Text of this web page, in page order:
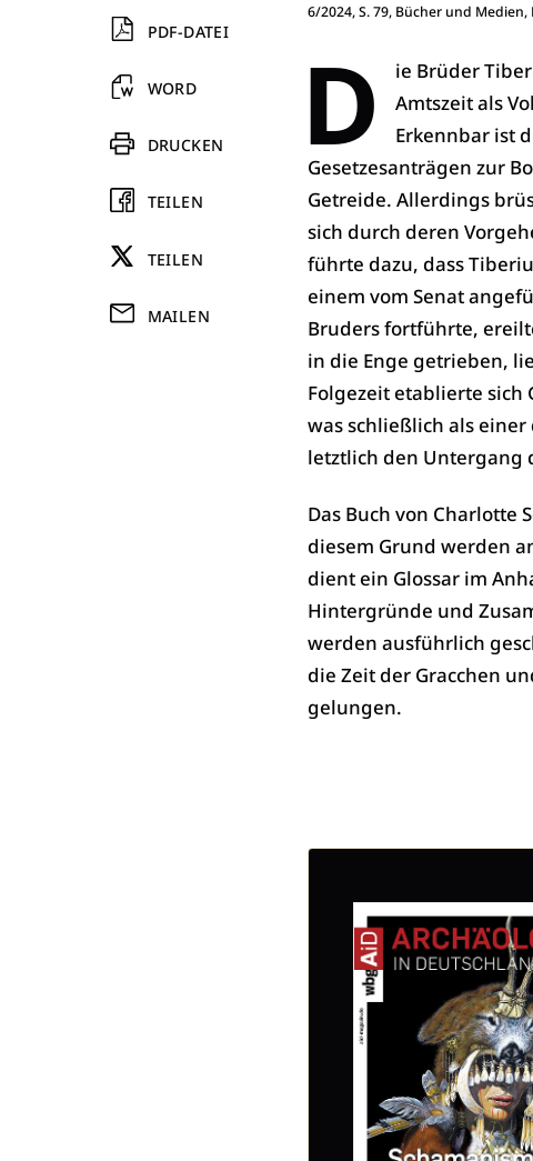
6/2024, S. 79, Bücher und
D
ie Brüder
Amtszeit als
Erkennbar ist
Gesetzesanträgen zur
Getreide. Allerdings
sich durch deren
führte dazu, dass
einem vom Senat
Bruders fortführte,
in die Enge getrieben,
Folgezeit etablierte
was schließlich als
letztlich den Untergang
Das Buch von Charlotte
diesem Grund werden
dient ein Glossar im
Hintergründe und
werden ausführlich
die Zeit der Gracchen
gelungen.
PDF-DATEI
WORD
DRUCKEN
TEILEN
TEILEN
MAILEN